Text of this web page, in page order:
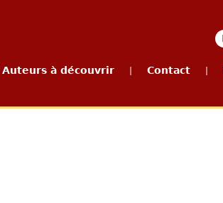
Auteurs à découvrir Contact